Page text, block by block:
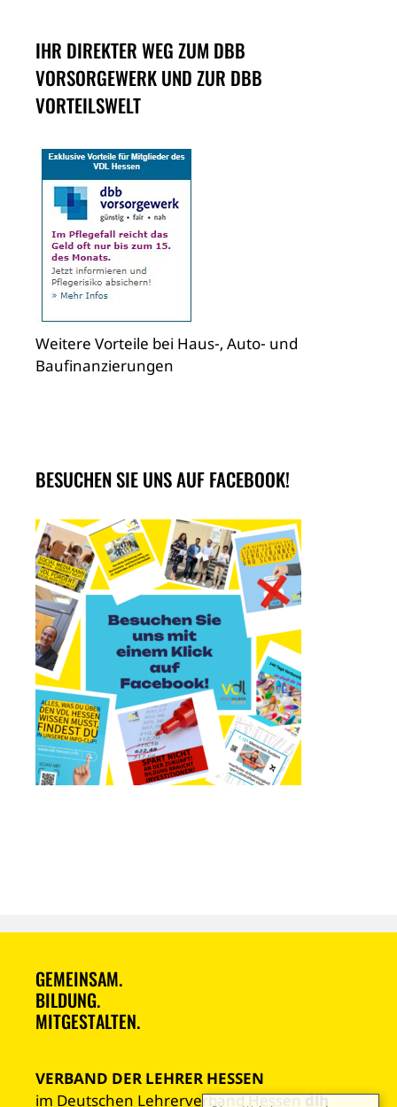
IHR DIREKTER WEG ZUM DBB
VORSORGEWERK UND ZUR DBB
VORTEILSWELT
Weitere Vorteile bei Haus-, Auto- und
Baufinanzierungen
BESUCHEN SIE UNS AUF FACEBOOK!
GEMEINSAM.
BILDUNG.
MITGESTALTEN.
VERBAND DER LEHRER HESSEN
im Deutschen Lehrerverband Hessendlh